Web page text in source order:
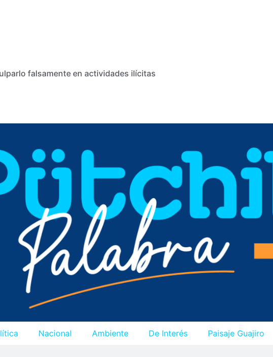
falsamente en actividades ilícitas
Nacional Ambiente De Interés Paisaje Guajiro